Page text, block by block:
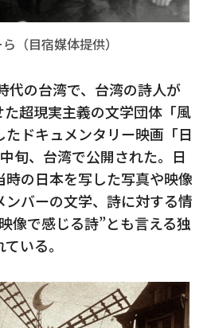
（目宿媒体提供）
代の台湾で、台湾の詩人が
超現実主義の文学団体「風
ドキュメンタリー映画「日
旬、台湾で公開された。日
の日本を写した写真や映像
バーの文学、詩に対する情
像で感じる詩”とも言える独
いる。